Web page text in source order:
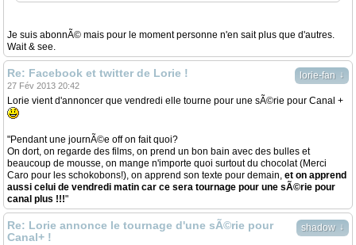
Je suis abonnÃ© mais pour le moment personne n'en sait plus que d'autres.
Wait & see.
lorie-fan ↓
Re: Facebook et twitter de Lorie !
27 Fév 2013 20:42
Lorie vient d'annoncer que vendredi elle tourne pour une sÃ©rie pour Canal +
"Pendant une journÃ©e off on fait quoi?
On dort, on regarde des films, on prend un bon bain avec des bulles et
beaucoup de mousse, on mange n'importe quoi surtout du chocolat (Merci
Caro pour les schokobons!), on apprend son texte pour demain, et on apprend
aussi celui de vendredi matin car ce sera tournage pour une sÃ©rie pour
canal plus !!!"
shadow ↓
Re: Lorie annonce le tournage d'une sÃ©rie pour
Canal+ !